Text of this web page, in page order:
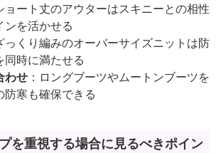
ョート丈のアウターはスキニーとの相性
ンを活かせる
っくり編みのオーバーサイズニットは防
時に満たせる
わせ ：ロングブーツやムートンブーツを
寒も確保できる
を重視する場合に見るべきポイン